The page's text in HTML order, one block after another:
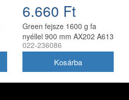
6.660 Ft
Green fejsze 1600 g fa
nyéllel 900 mm AX202 A613
022-236086